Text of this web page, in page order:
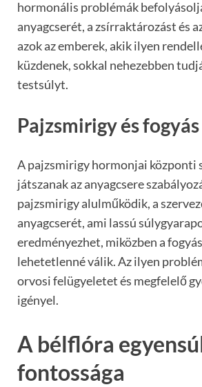
hormonális problémák
anyagcserét, a zsírraktározást és
azok az emberek, akik ilyen
küzdenek, sokkal nehezebben
testsúlyt.
Pajzsmirigy és fogyás
A pajzsmirigy hormonjai központi
játszanak az anyagcsere
pajzsmirigy alulműködik, a
anyagcserét, ami lassú
eredményezhet, miközben a
lehetetlenné válik. Az ilyen
orvosi felügyeletet és megfelelő
igényel.
A bélflóra
fontossága